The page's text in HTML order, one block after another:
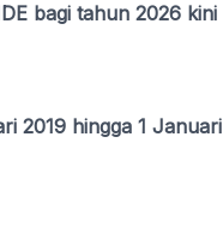
bagi tahun 2026 kini
2019 hingga 1 Januari